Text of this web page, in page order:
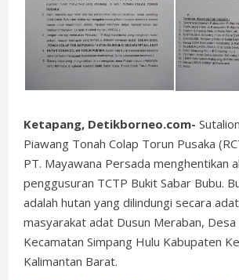
Ketapang, Detikborneo.com-
Piawang Tonah Colap Torun Pusaka
PT. Mayawana Persada menghentikan
penggusuran TCTP Bukit Sabar Bubu.
adalah hutan yang dilindungi secara
masyarakat adat Dusun Meraban, Desa
Kecamatan Simpang Hulu Kabupaten
Kalimantan Barat.